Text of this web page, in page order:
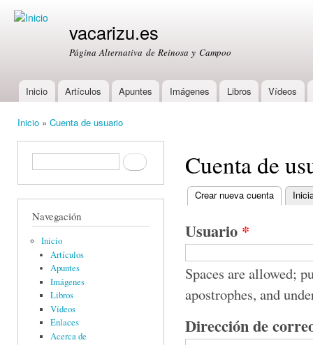
vacarizu.es
Página Alternativa de Reinosa y Campoo
Main menu
Inicio Artículos Apuntes Imágenes Libros Vídeos
Inicio » Cuenta de usuario
Formulario de búsquedaBuscar
Navegación
Inicio
Artículos
Apuntes
Imágenes
Libros
Vídeos
Enlaces
Acerca de
Cuenta de
Primary tabs
Crear nueva cuenta (active
Usuario *
Spaces are allowed;
apostrophes, and
Dirección de